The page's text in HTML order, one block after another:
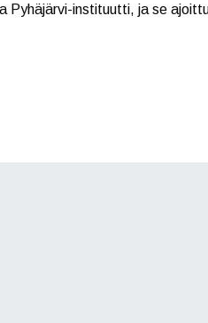
Pyhäjärvi-instituutti, ja se